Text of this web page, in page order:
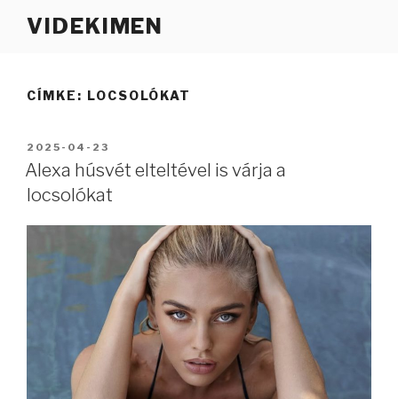
VIDEKIMEN
CÍMKE: LOCSOLÓKAT
BEKÜLDVE:
2025-04-23
Alexa húsvét elteltével is várja a
locsolókat